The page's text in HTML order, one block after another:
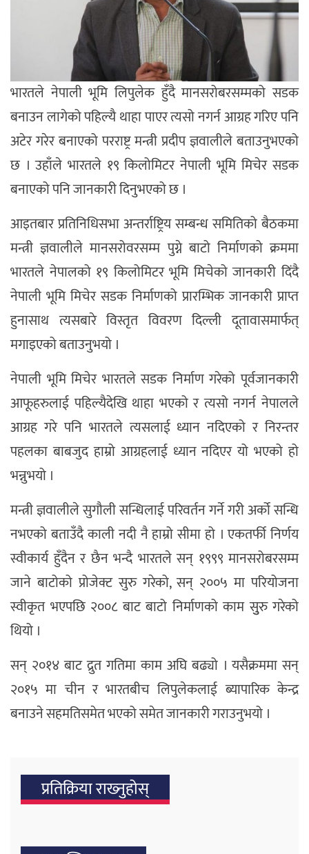
भारतले नेपाली भूमि लिपुलेक हुँदै मानसरोबरसम्मको सडक
बनाउन लागेको पहिल्यै थाहा पाएर त्यसो नगर्न आग्रह गरिए पनि
अटेर गरेर बनाएको परराष्ट्र मन्त्री प्रदीप ज्ञवालीले बताउनुभएको
छ । उहाँले भारतले १९ किलोमिटर नेपाली भूमि मिचेर सडक
बनाएको पनि जानकारी दिनुभएको छ ।
आइतबार प्रतिनिधिसभा अन्तर्राष्ट्रिय सम्बन्ध समितिको बैठकमा
मन्त्री ज्ञवालीले मानसरोवरसम्म पुग्ने बाटो निर्माणको क्रममा
भारतले नेपालको १९ किलोमिटर भूमि मिचेको जानकारी दिंदै
नेपाली भूमि मिचेर सडक निर्माणको प्रारम्भिक जानकारी प्राप्त
हुनासाथ त्यसबारे विस्तृत विवरण दिल्ली दूतावासमार्फत्
मगाइएको बताउनुभयो ।
नेपाली भूमि मिचेर भारतले सडक निर्माण गरेको पूर्वजानकारी
आफूहरुलाई पहिल्यैदेखि थाहा भएको र त्यसो नगर्न नेपालले
आग्रह गरे पनि भारतले त्यसलाई ध्यान नदिएको र निरन्तर
पहलका बाबजुद हाम्रो आग्रहलाई ध्यान नदिएर यो भएको हो
भन्नुभयो ।
मन्त्री ज्ञवालीले सुगौली सन्धिलाई परिवर्तन गर्ने गरी अर्को सन्धि
नभएको बताउँदै काली नदी नै हाम्रो सीमा हो । एकतर्फी निर्णय
स्वीकार्य हुँदैन र छैन भन्दै भारतले सन् १९९९ मानसरोबरसम्म
जाने बाटोको प्रोजेक्ट सुरु गरेको, सन् २००५ मा परियोजना
स्वीकृत भएपछि २००८ बाट बाटो निर्माणको काम सुुरु गरेको
थियो ।
सन् २०१४ बाट द्रुत गतिमा काम अघि बढ्यो । यसैक्रममा सन्
२०१५ मा चीन र भारतबीच लिपुलेकलाई ब्यापारिक केन्द्र
बनाउने सहमतिसमेत भएको समेत जानकारी गराउनुभयो ।
प्रतिक्रिया राख्‍नुहोस्